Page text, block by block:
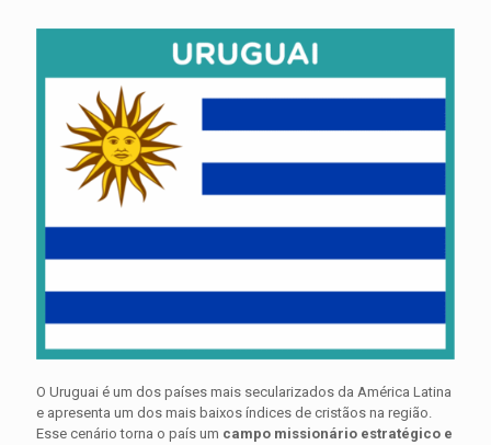
O Uruguai é um dos países mais secularizados da América Latina
e apresenta um dos mais baixos índices de cristãos na região.
Esse cenário torna o país um campo missionário estratégico e